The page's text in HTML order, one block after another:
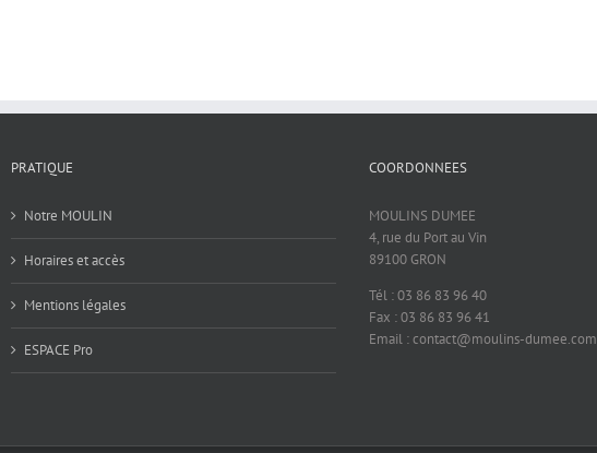
PRATIQUE
Notre MOULIN
Horaires et accès
Mentions légales
ESPACE Pro
COORDONNEES
MOULINS DUMEE
4, rue du Port au Vin
89100 GRON
Tél : 03 86 83 96 40
Fax : 03 86 83 96 41
Email : contact@moulins-dumee.com